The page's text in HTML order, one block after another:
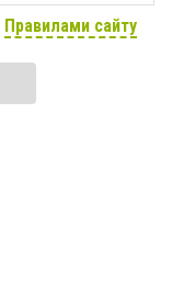
Правилами сайту